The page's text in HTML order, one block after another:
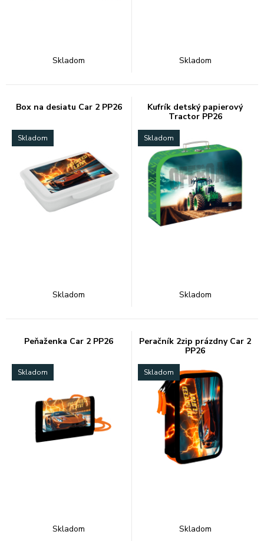
Skladom Skladom
Box na desiatu Car 2 PP26
Skladom
Skladom
Kufrík detský papierový
Tractor PP26
Skladom
Skladom
Peňaženka Car 2 PP26
Skladom
Skladom
Peračník 2zip prázdny Car 2
PP26
Skladom
Skladom